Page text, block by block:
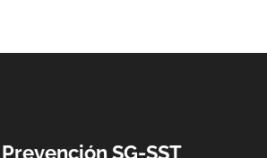
Prevención SG-SST